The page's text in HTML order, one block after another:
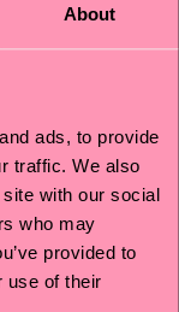
About
ads, to provide
traffic. We also
with our social
who may
provided to
use of their
Thing Sneaker